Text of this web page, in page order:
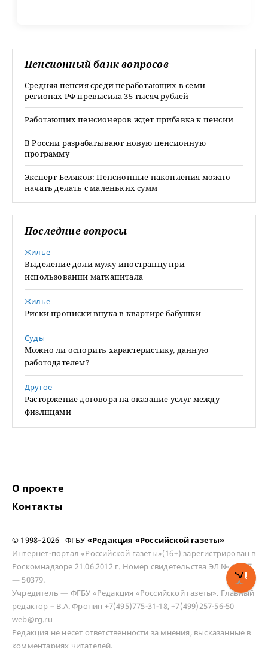
Пенсионный банк вопросов
Средняя пенсия среди неработающих в семи
регионах РФ превысила 35 тысяч рублей
Работающих пенсионеров ждет прибавка к пенсии
В России разрабатывают новую пенсионную
программу
Эксперт Беляков: Пенсионные накопления можно
начать делать с маленьких сумм
Последние вопросы
Жилье
Выделение доли мужу-иностранцу при
использовании маткапитала
Жилье
Риски прописки внука в квартире бабушки
Суды
Можно ли оспорить характеристику, данную
работодателем?
Другое
Расторжение договора на оказание услуг между
физлицами
О проекте
Контакты
© 1998–2026 ФГБУ «Редакция «Российской газеты»
Интернет-портал «Российской газеты»(16+) зарегистрирован в
Роскомнадзоре 21.06.2012 г. Номер свидетельства ЭЛ № ФС 77
— 50379.
Учредитель — ФГБУ «Редакция «Российской газеты». Главный
редактор – В.А. Фронин +7(495)775-31-18, +7(499)257-56-50
web@rg.ru
Редакция не несет ответственности за мнения, высказанные в
комментариях читателей.